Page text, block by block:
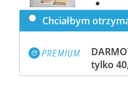
Chciałbym
tylko